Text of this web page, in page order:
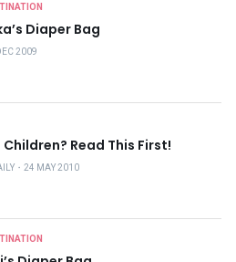
Diaper Bag
2009
Read This First!
・ 24 MAY 2010